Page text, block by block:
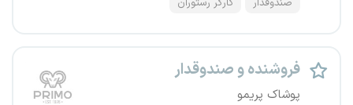
صندوقدار کارگر رستوران
فروشنده و صندوقدار
پوشاک پریمو